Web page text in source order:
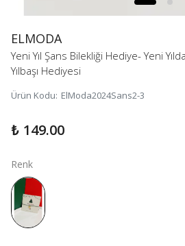
ELMODA
Yeni Yıl Şans Bilekliği Hediye- Yeni
Yılbaşı Hediyesi
Ürün Kodu: ElModa2024Sans2-3
₺ 149.00
Renk